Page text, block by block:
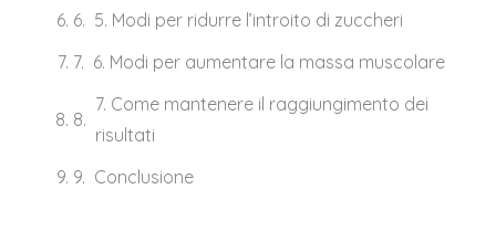
5. Modi per ridurre l’introito di zuccheri
6. Modi per aumentare la massa muscolare
7. Come mantenere il raggiungimento dei
risultati
Conclusione